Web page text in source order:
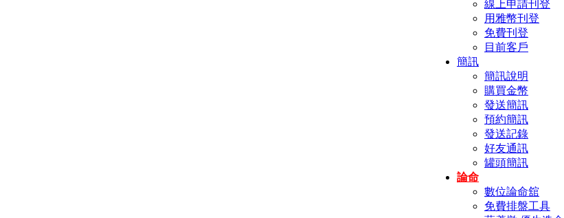
線上申請刊登
用雅幣刊登
免費刊登
目前客戶
簡訊
簡訊說明
購買金幣
發送簡訊
預約簡訊
發送記錄
好友通訊
罐頭簡訊
論命
數位論命舘
免費排盤工具